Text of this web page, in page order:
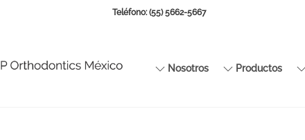
Teléfono: (55) 5662-5667
Nosotros Productos